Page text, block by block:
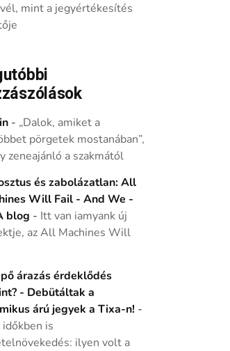
mint a jegyértékesítés
- „Dalok, amiket a
pörgetek mostanában”,
zeneajánló a szakmától
és zabolázatlan: All
Will Fail - And We -
blog - Itt van iamyank új
az All Machines Will
árazás érdeklődés
- Debütáltak a
árú jegyek a Tixa-n! -
is
ilyen volt a